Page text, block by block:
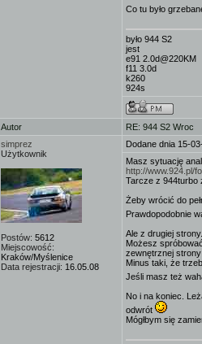
Co tu było
było 944 S2
jest
e91 2.0d@220KM
f11 3.0d
k260
924s
Autor
RE: 944 S2 Wroc
simprez
Użytkownik
Postów: 5612
Miejscowość:
Kraków/Myślenice
Data rejestracji: 16.05.08
Dodane dnia 15-
Masz sytuację
http://www.924.pl/
Tarcze z 944turbo
Żeby wrócić do
Prawdopodobnie
Ale z drugiej
Możesz
zewnętrznej
Minus taki, że
Jeśli masz też
No i na koniec.
odwrót
Mógłbym się